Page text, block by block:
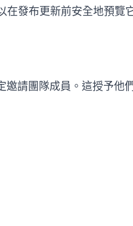
在發布更新前安全地預覽
請團隊成員。這授予他